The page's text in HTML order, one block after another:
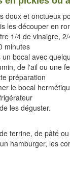
doux et onctueux
les découper en
1/4 de vinaigre,
minutes
bocal avec
de l'ail ou une
préparation
le bocal
les déguster.
terrine, de pâté
hamburger, les